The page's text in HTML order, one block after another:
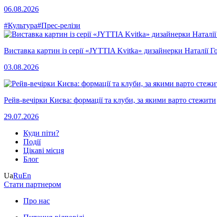
06.08.2026
#Культура#Прес-релізи
Виставка картин із серії «JYTTIA Kvitka» дизайнерки Наталії
03.08.2026
Рейв-вечірки Києва: формації та клуби, за якими варто стежити
29.07.2026
Куди піти?
Події
Цікаві місця
Блог
UaRuEn
Стати партнером
Про нас